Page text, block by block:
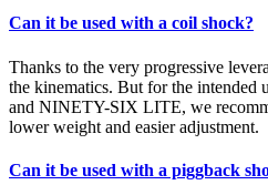
Can it be used with a coil shock?
Thanks to the very progressive
the kinematics. But for the
and NINETY-SIX LITE, we
lower weight and easier adjustment.
Can it be used with a piggback